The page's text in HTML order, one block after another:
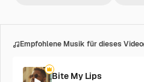
Empfohlene Musik für dieses Video
Bite My Lips